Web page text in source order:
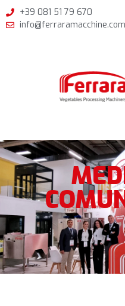
+39 081 51 79 670
info@ferraramacchine.com